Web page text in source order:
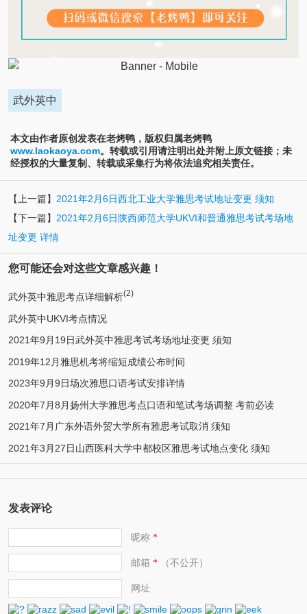
武外英中
本文由作者原创发表在老烤鸭，版权归属老烤鸭
www.laokaoya.com。转载或引用请注明出处并附上原文链接；未
经授权的大量复制、转载或采集行为将依法追究相关责任。
【上一篇】 2021年2月6日西北工业大学雅思考试地址变更 须知
【下一篇】 2021年2月6日陕西师范大学UKVI和普通雅思考试考场地
址变更 详情
您可能还会对这些文章感兴趣！
武外英中雅思考点详细解析(2)
武外英中UKVI考点情况
2021年9月19日武外英中雅思考试考场地址变更 须知
2019年12月雅思机考将缩短成绩公布时间
2023年9月9日场次雅思口语考试安排详情
2020年7月8月扬州大学雅思考点口语和笔试考场调整 考前必读
2021年7月广东外语外贸大学所有雅思考试取消 须知
2021年3月27日山西医科大学中都校区雅思考试地点变化 须知
发表评论
昵称*
邮箱 *（不公开）
网址